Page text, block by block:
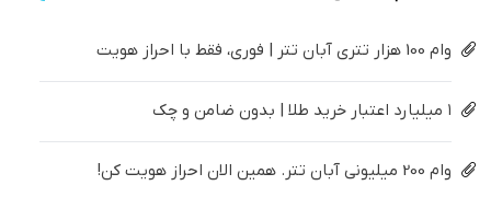
وام 100 هزار تتری آبان تتر | فوری، فقط با احراز هویت
۱ میلیارد اعتبار خرید طلا | بدون ضامن و چک
وام 200 میلیونی آبان تتر. همین الان احراز هویت کن!